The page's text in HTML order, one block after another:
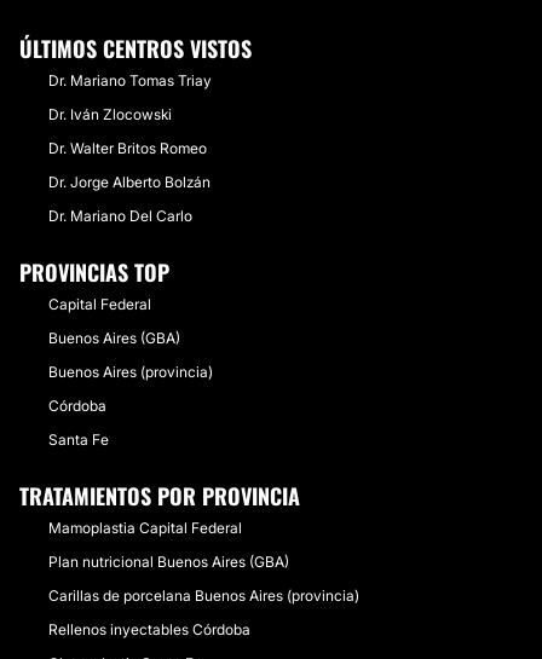
ÚLTIMOS CENTROS VISTOS
Dr. Mariano Tomas Triay
Dr. Iván Zlocowski
Dr. Walter Britos Romeo
Dr. Jorge Alberto Bolzán
Dr. Mariano Del Carlo
PROVINCIAS TOP
Capital Federal
Buenos Aires (GBA)
Buenos Aires (provincia)
Córdoba
Santa Fe
TRATAMIENTOS POR PROVINCIA
Mamoplastia Capital Federal
Plan nutricional Buenos Aires (GBA)
Carillas de porcelana Buenos Aires (provincia)
Rellenos inyectables Córdoba